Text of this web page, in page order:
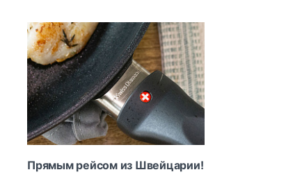
Прямым рейсом из Швейцарии!